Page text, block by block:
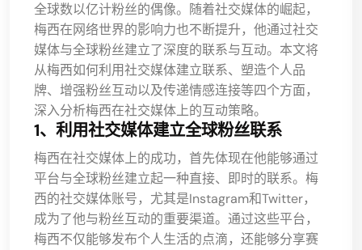
全球数以亿计粉丝的偶像。随着社交媒体的崛起，
梅西在网络世界的影响力也不断提升，他通过社交
媒体与全球粉丝建立了深度的联系与互动。本文将
从梅西如何利用社交媒体建立联系、塑造个人品
牌、增强粉丝互动以及传递情感连接等四个方面，
深入分析梅西在社交媒体上的互动策略。
1、利用社交媒体建立全球粉丝联系
梅西在社交媒体上的成功，首先体现在他能够通过
平台与全球粉丝建立起一种直接、即时的联系。梅
西的社交媒体账号，尤其是Instagram和Twitter，
成为了他与粉丝互动的重要渠道。通过这些平台，
梅西不仅能够发布个人生活的点滴，还能够分享赛